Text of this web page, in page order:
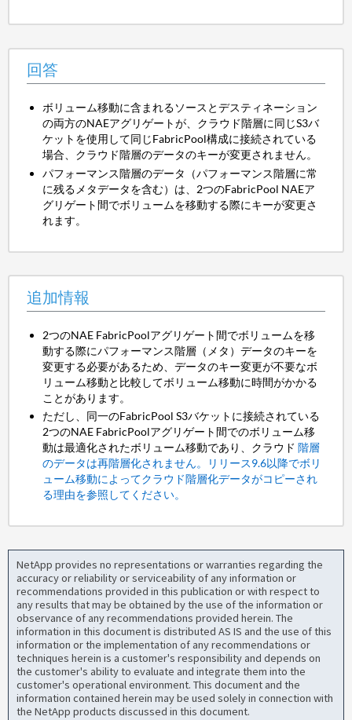
回答
ボリューム移動に含まれるソースとデスティネーション
の両方のNAEアグリゲートが、クラウド階層に同じS3バ
ケットを使用して同じFabricPool構成に接続されている
場合、クラウド階層のデータのキーが変更されません。
パフォーマンス階層のデータ（パフォーマンス階層に常
に残るメタデータを含む）は、2つのFabricPool NAEア
グリゲート間でボリュームを移動する際にキーが変更さ
れます。
追加情報
2つのNAE FabricPoolアグリゲート間でボリュームを移
動する際にパフォーマンス階層（メタ）データのキーを
変更する必要があるため、データのキー変更が不要なボ
リューム移動と比較してボリューム移動に時間がかかる
ことがあります。
ただし、同一のFabricPool S3バケットに接続されている
2つのNAE FabricPoolアグリゲート間でのボリューム移
動は最適化されたボリューム移動であり、クラウド 階層
のデータは再階層化されません。リリース9.6以降でボリ
ューム移動によってクラウド階層化データがコピーされ
る理由を参照してください。
NetApp provides no representations or warranties regarding the
accuracy or reliability or serviceability of any information or
recommendations provided in this publication or with respect to
any results that may be obtained by the use of the information or
observance of any recommendations provided herein. The
information in this document is distributed AS IS and the use of this
information or the implementation of any recommendations or
techniques herein is a customer's responsibility and depends on
the customer's ability to evaluate and integrate them into the
customer's operational environment. This document and the
information contained herein may be used solely in connection with
the NetApp products discussed in this document.